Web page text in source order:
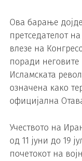
Ова барање
претседателот
влезе на
поради неговите
Исламската
означена како
официјална
Учеството на
од 11 јуни до 19
почетокот на